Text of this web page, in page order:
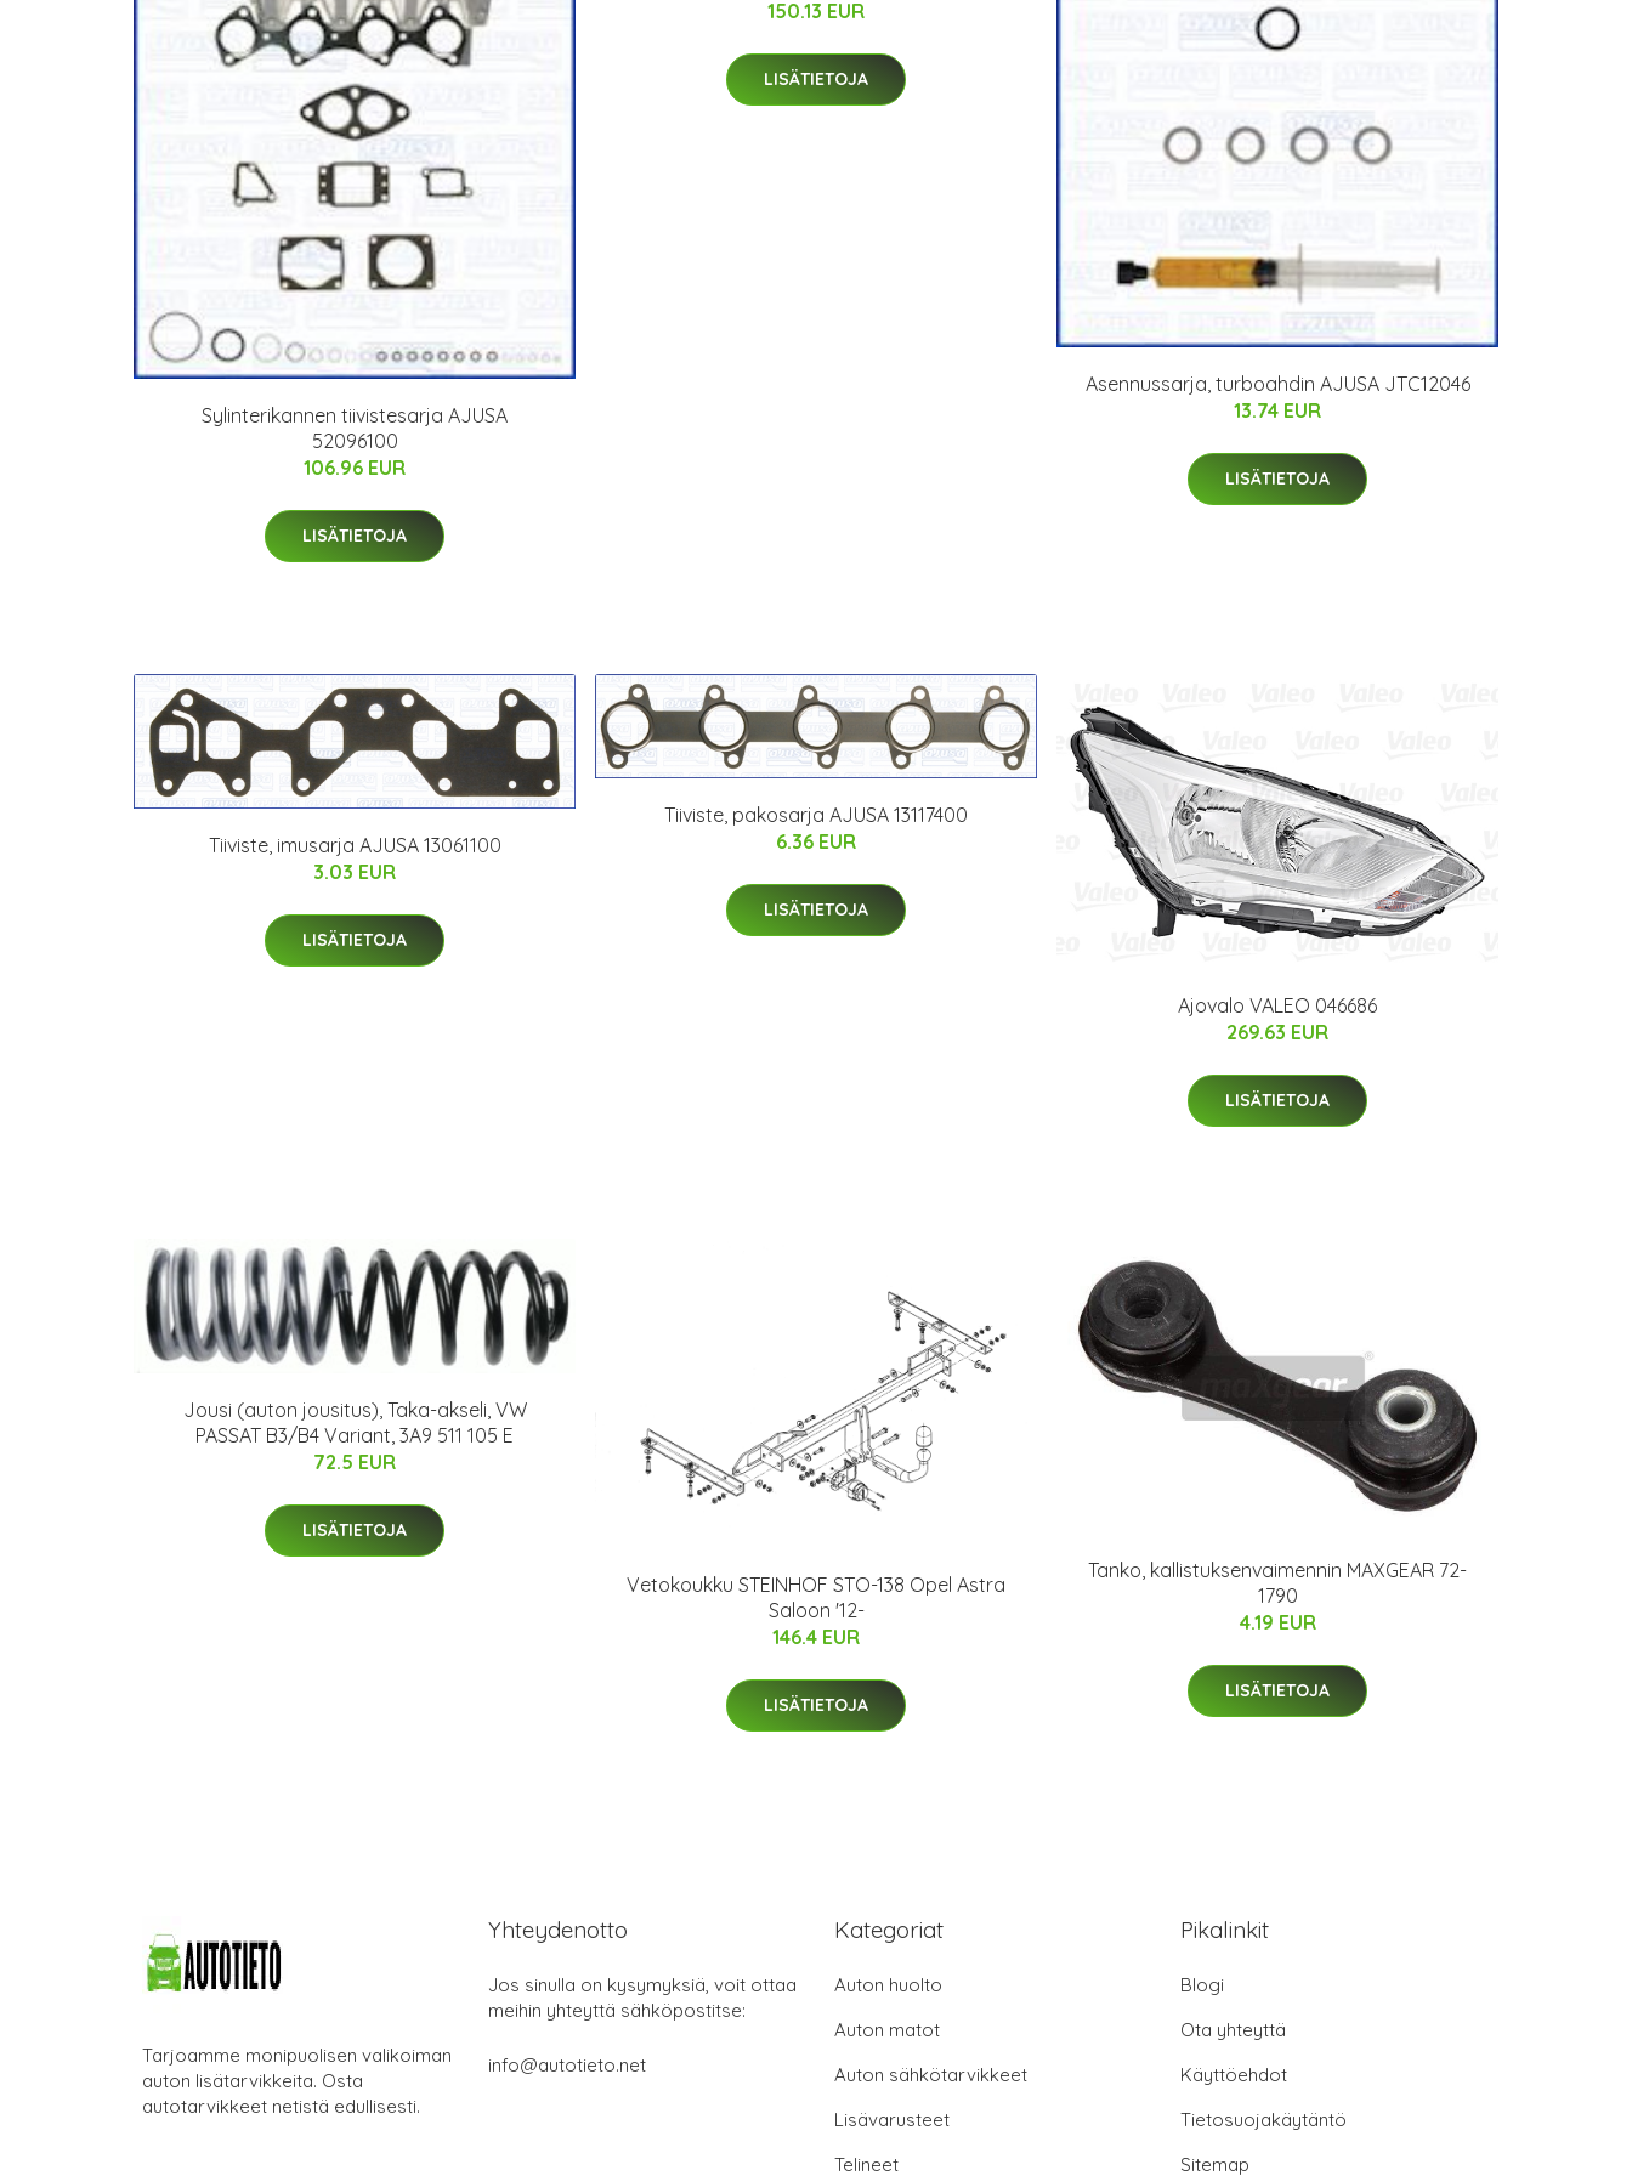
Sylinterikannen tiivistesarja AJUSA
52096100
106.96 EUR
LISÄTIETOJA
150.13 EUR
LISÄTIETOJA
Asennussarja, turboahdin AJUSA JTC12046
13.74 EUR
LISÄTIETOJA
Tiiviste, imusarja AJUSA 13061100
3.03 EUR
LISÄTIETOJA
Tiiviste, pakosarja AJUSA 13117400
6.36 EUR
LISÄTIETOJA
Ajovalo VALEO 046686
269.63 EUR
LISÄTIETOJA
Jousi (auton jousitus), Taka-akseli, VW
PASSAT B3/B4 Variant, 3A9 511 105 E
72.5 EUR
LISÄTIETOJA
Vetokoukku STEINHOF STO-138 Opel Astra
Saloon '12-
146.4 EUR
LISÄTIETOJA
Tanko, kallistuksenvaimennin MAXGEAR 72-
1790
4.19 EUR
LISÄTIETOJA
Tarjoamme monipuolisen valikoiman
auton lisätarvikkeita. Osta
autotarvikkeet netistä edullisesti.
Yhteydenotto
Jos sinulla on kysymyksiä, voit ottaa
meihin yhteyttä sähköpostitse:
info@autotieto.net
Kategoriat
Auton huolto
Auton matot
Auton sähkötarvikkeet
Lisävarusteet
Telineet
Pikalinkit
Blogi
Ota yhteyttä
Käyttöehdot
Tietosuojakäytäntö
Sitemap